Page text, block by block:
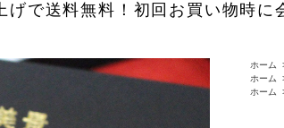
で送料無料！初回お買い物時に
ホーム
ホーム
ホーム